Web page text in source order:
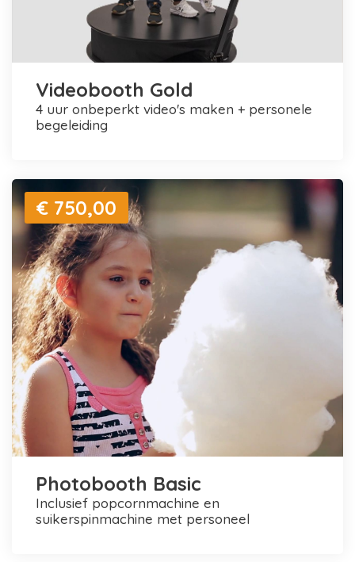
Videobooth Gold
4 uur onbeperkt video's maken + personele
begeleiding
€ 750,00
Photobooth Basic
inclusief popcornmachine en
suikerspinmachine met personeel